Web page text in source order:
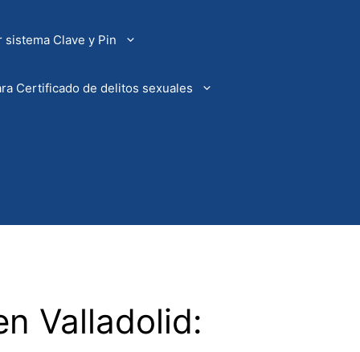
sistema Clave y Pin
Certificado de delitos sexuales
Valladolid: